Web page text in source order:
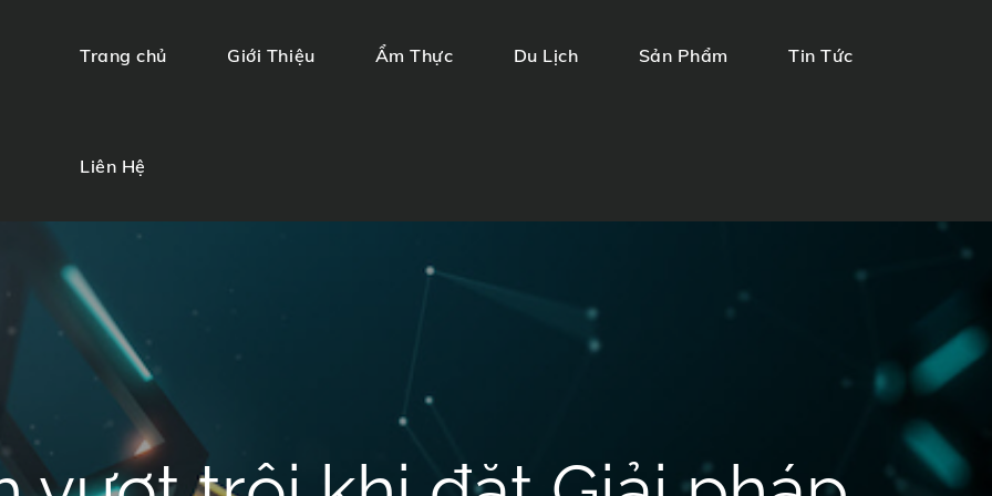
Và Chế Biến Suất Ăn Thăng Long
Trang chủ Giới Thiệu Ẩm Thực Du Lịch Sản Phẩm Tin Tức
Liên Hệ